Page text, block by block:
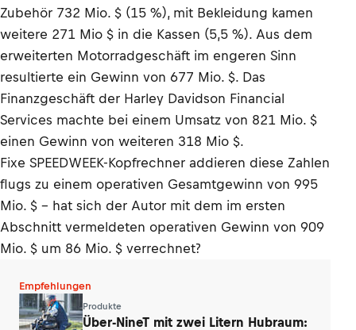
Zubehör 732 Mio. $ (15 %), mit Bekleidung kamen
weitere 271 Mio $ in die Kassen (5,5 %). Aus dem
erweiterten Motorradgeschäft im engeren Sinn
resultierte ein Gewinn von 677 Mio. $. Das
Finanzgeschäft der Harley Davidson Financial
Services machte bei einem Umsatz von 821 Mio. $
einen Gewinn von weiteren 318 Mio $.
Fixe SPEEDWEEK-Kopfrechner addieren diese Zahlen
flugs zu einem operativen Gesamtgewinn von 995
Mio. $ - hat sich der Autor mit dem im ersten
Abschnitt vermeldeten operativen Gewinn von 909
Mio. $ um 86 Mio. $ verrechnet?
Empfehlungen
Produkte
Über-NineT mit zwei Litern Hubraum: